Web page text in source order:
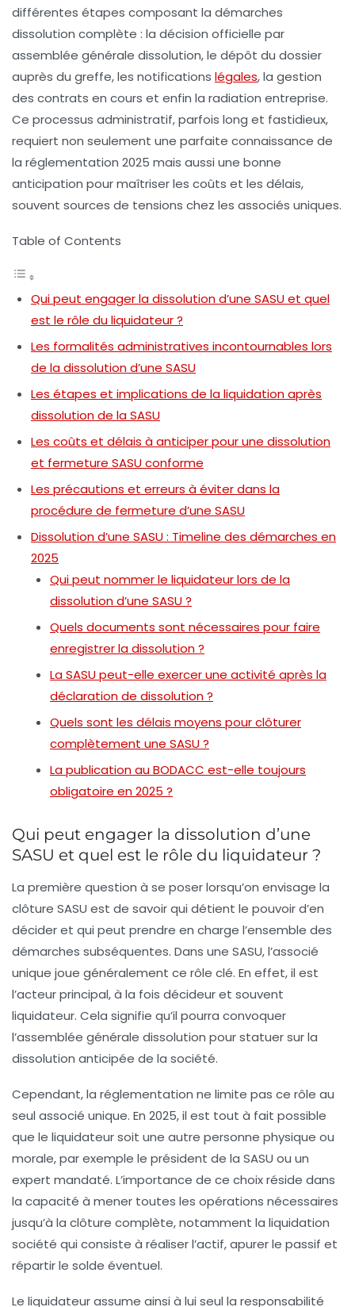
différentes étapes composant la démarches
dissolution complète : la décision officielle par
assemblée générale dissolution, le dépôt du dossier
auprès du greffe, les notifications légales, la gestion
des contrats en cours et enfin la radiation entreprise.
Ce processus administratif, parfois long et fastidieux,
requiert non seulement une parfaite connaissance de
la réglementation 2025 mais aussi une bonne
anticipation pour maîtriser les coûts et les délais,
souvent sources de tensions chez les associés uniques.
Table of Contents
Qui peut engager la dissolution d’une SASU et quel
est le rôle du liquidateur ?
Les formalités administratives incontournables lors
de la dissolution d’une SASU
Les étapes et implications de la liquidation après
dissolution de la SASU
Les coûts et délais à anticiper pour une dissolution
et fermeture SASU conforme
Les précautions et erreurs à éviter dans la
procédure de fermeture d’une SASU
Dissolution d’une SASU : Timeline des démarches en
2025
Qui peut nommer le liquidateur lors de la
dissolution d’une SASU ?
Quels documents sont nécessaires pour faire
enregistrer la dissolution ?
La SASU peut-elle exercer une activité après la
déclaration de dissolution ?
Quels sont les délais moyens pour clôturer
complètement une SASU ?
La publication au BODACC est-elle toujours
obligatoire en 2025 ?
Qui peut engager la dissolution d’une
SASU et quel est le rôle du liquidateur ?
La première question à se poser lorsqu’on envisage la
clôture SASU est de savoir qui détient le pouvoir d’en
décider et qui peut prendre en charge l’ensemble des
démarches subséquentes. Dans une SASU, l’associé
unique joue généralement ce rôle clé. En effet, il est
l’acteur principal, à la fois décideur et souvent
liquidateur. Cela signifie qu’il pourra convoquer
l’assemblée générale dissolution pour statuer sur la
dissolution anticipée de la société.
Cependant, la réglementation ne limite pas ce rôle au
seul associé unique. En 2025, il est tout à fait possible
que le liquidateur soit une autre personne physique ou
morale, par exemple le président de la SASU ou un
expert mandaté. L’importance de ce choix réside dans
la capacité à mener toutes les opérations nécessaires
jusqu’à la clôture complète, notamment la liquidation
société qui consiste à réaliser l’actif, apurer le passif et
répartir le solde éventuel.
Le liquidateur assume ainsi à lui seul la responsabilité